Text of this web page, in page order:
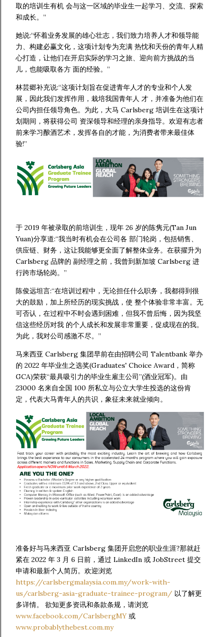
取的培训生有机 会与这一区域的毕业生一起学习、交流、探索
和成长。”
她说:“怀着业务发展的雄心壮志，我们致力培养人才和领导能
力、构建必赢文化，这项计划专为充满 热忱和天份的青年人精
心打造，让他们在开启实际的学习之旅、迎向前方挑战的当
儿，也能吸取各方 面的经验。”
林芸郷补充说:“这项计划旨在促进青年人才的专业和个人发
展，因此我们发挥作用，栽培我国青年人 才，并准备为他们在
公司内担任领导角色。为此，大马 Carlsberg 培训生在这项计
划期间，将获得公司 资深领导和经理的亲身指导。欢迎有志者
前来学习酿酒艺术，发挥各自的才能，为消费者带来最佳体
验!”
于 2019 年被录取的前培训生，现年 26 岁的陈隽元(Tan Jun
Yuan)分享道:“我当时有机会在公司各 部门轮岗，包括销售、
供应链、财务，这让我能够更全面了解整体业务。在获擢升为
Carlsberg 品牌的 副经理之前，我曾到新加坡 Carlsberg 进
行跨市场轮岗。”
陈俊远坦言:“在培训过程中，无论担任什么职务，我都得到很
大的鼓励，加上所经历的现实挑战，使 整个体验非常丰富。无
可否认，在过程中不时会遇到困难，但我不曾后悔，因为我坚
信这些经历对我 的个人成长和发展非常重要，促成现在的我。
为此，我对公司感激不尽。”
马来西亚 Carlsberg 集团早前在由招聘公司 Talentbank 举办
的 2022 年毕业生之选奖(Graduates' Choice Award，简称
GCA)荣获“最具吸引力的毕业生雇主公司”(酒业冠军)。由
23000 名来自全国 100 所私立与公立大学生投选的这份肯
定，代表大马青年人的共识，象征未来就业倾向。
准备好与马来西亚 Carlsberg 集团开启您的职业生涯?那就赶
紧在 2022 年 3 月 6 日前，通过 LinkedIn 或 JobStreet 提交
申请和最新个人简历。欢迎浏览
https://carlsbergmalaysia.com.my/work-with-
us/carlsberg-asia-graduate-trainee-program/ 以了解更
多详情。 欲知更多资讯和条款条规，请浏览
www.facebook.com/CarlsbergMY 或
www.probablythebest.com.my